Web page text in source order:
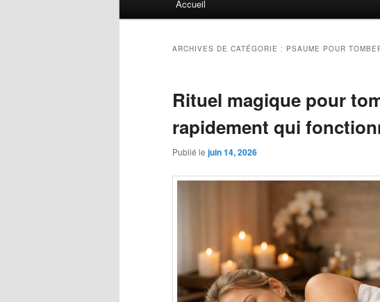
Accueil
ARCHIVES DE CATÉGORIE : PSAUME POUR
Rituel magique pour
rapidement qui
Publié le juin 14, 2026